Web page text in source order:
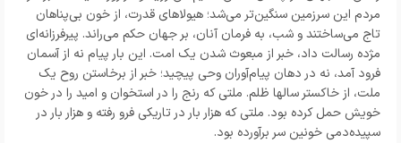
مردم این سرزمین سنگین‌تر می‌شد؛ هیولاهای قدرت، از خون بی‌پناهان
تاج می‌ساختند و شب، به فرمان آنان، بر جهان حکم می‌راند. پیرفرزانه‌ای
مژده رسالت داد، خبر از مبعوث شدن یک امت. این بار پیام نه از آسمان
فرود آمد، نه در دهان پیام‌آوران وحی پیچید؛ خبر از برخاستن روح یک
ملت، از خاکستر سالها ظلم. ملتی که رنج را در استخوان و امید را در خون
خویش حمل کرده بود. ملتی که هزار بار در تاریکی فرو رفته و هزار بار در
سپیده‌دمی خونین سر برآورده بود.